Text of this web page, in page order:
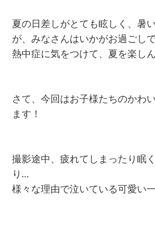
夏の日差しがとても眩しく、暑
が、みなさんはいかがお過ごし
熱中症に気をつけて、夏を楽し
さて、今回はお子様たちのかわ
ます！
撮影途中、疲れてしまったり眠
様々な理由で泣いている可愛い